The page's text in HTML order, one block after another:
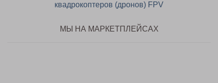
квадрокоптеров (дронов) FPV
МЫ НА МАРКЕТПЛЕЙСАХ